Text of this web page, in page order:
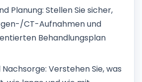
Planung: Stellen Sie sicher,
CT-Aufnahmen und
Behandlungsplan
Verstehen Sie, was